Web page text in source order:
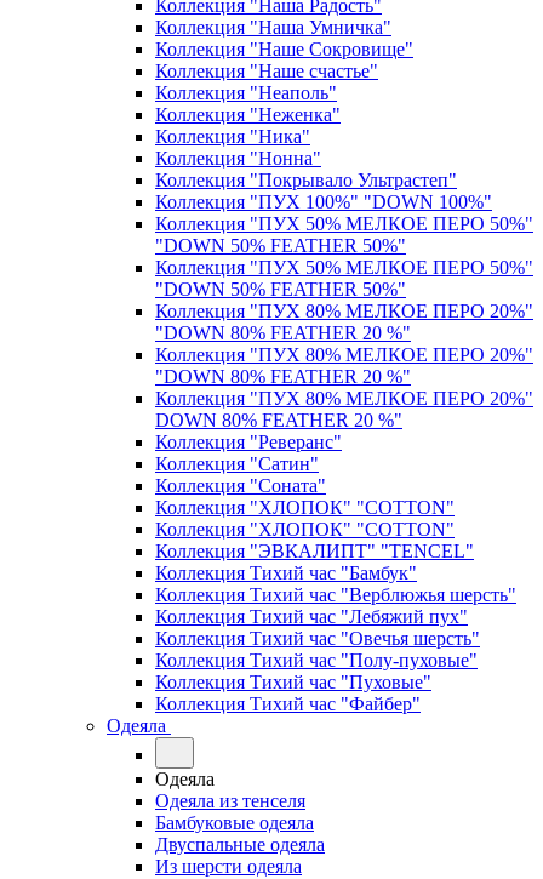
Коллекция "Наша Радость"
Коллекция "Наша Умничка"
Коллекция "Наше Сокровище"
Коллекция "Наше счастье"
Коллекция "Неаполь"
Коллекция "Неженка"
Коллекция "Ника"
Коллекция "Нонна"
Коллекция "Покрывало Ультрастеп"
Коллекция "ПУХ 100%" "DOWN 100%"
Коллекция "ПУХ 50% МЕЛКОЕ ПЕРО 50%"
"DOWN 50% FEATHER 50%"
Коллекция "ПУХ 50% МЕЛКОЕ ПЕРО 50%"
"DOWN 50% FEATHER 50%"
Коллекция "ПУХ 80% МЕЛКОЕ ПЕРО 20%"
"DOWN 80% FEATHER 20 %"
Коллекция "ПУХ 80% МЕЛКОЕ ПЕРО 20%"
"DOWN 80% FEATHER 20 %"
Коллекция "ПУХ 80% МЕЛКОЕ ПЕРО 20%"
DOWN 80% FEATHER 20 %"
Коллекция "Реверанс"
Коллекция "Сатин"
Коллекция "Соната"
Коллекция "ХЛОПОК" "COTTON"
Коллекция "ХЛОПОК" "COTTON"
Коллекция "ЭВКАЛИПТ" "TENCEL"
Коллекция Тихий час "Бамбук"
Коллекция Тихий час "Верблюжья шерсть"
Коллекция Тихий час "Лебяжий пух"
Коллекция Тихий час "Овечья шерсть"
Коллекция Тихий час "Полу-пуховые"
Коллекция Тихий час "Пуховые"
Коллекция Тихий час "Файбер"
Одеяла
Одеяла
Одеяла из тенселя
Бамбуковые одеяла
Двуспальные одеяла
Из шерсти одеяла